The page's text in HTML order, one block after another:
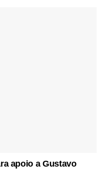
apoio a Gustavo